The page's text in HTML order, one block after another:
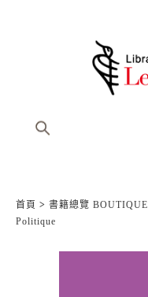
首頁 > 書籍總覽 BOUTIQUE
Politique